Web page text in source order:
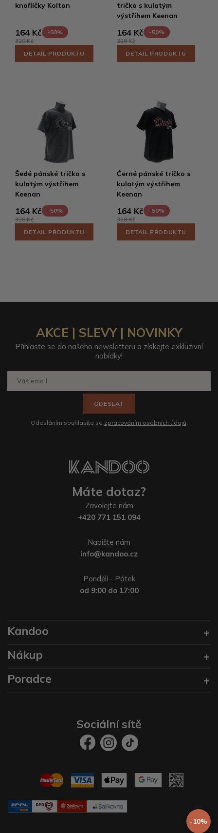
knoflíčky Kolton
164 Kč
-50%
329 Kč
DETAIL PRODUKTU
tričko s kulatým
výstřihem Keenan
164 Kč
-50%
328 Kč
DETAIL PRODUKTU
Šedé pánské tričko s
kulatým výstřihem
Keenan
164 Kč
-50%
328 Kč
DETAIL PRODUKTU
Černé pánské tričko s
kulatým výstřihem
Keenan
164 Kč
-50%
328 Kč
DETAIL PRODUKTU
AKCE | SLEVY | NOVINKY
Přihlaste se do našeho newsletteru a získejte exkluzivní
nabídky!
ODESLAT
Odesláním souhlasíte se zpracováním osobních údajů
-10%
Máte dotaz?
Zavolejte nám
+420 771 151 094
Napište nám
info@kandoo.cz
Pondělí - Pátek
od 9:00 do 17:00
Kandoo
Nákup
Poradce
Sociální sítě